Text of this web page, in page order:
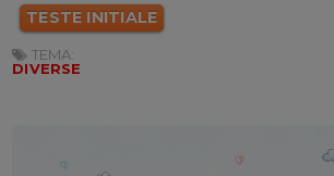
TESTE INITIALE
TEMA:
DIVERSE